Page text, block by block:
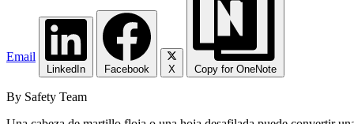
Email
LinkedIn Facebook X Copy for OneNote
By Safety Team